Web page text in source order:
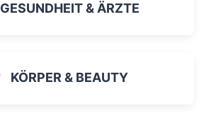
GESUNDHEIT & ÄRZTE
KÖRPER & BEAUTY